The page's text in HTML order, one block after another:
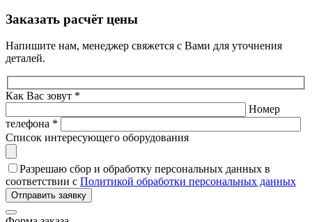
Заказать расчёт цены
Напишите нам, менеджер свяжется с Вами для уточнения
деталей.
Как Вас зовут *
Номер
телефона *
Список интересующего оборудования
Разрешаю сбор и обработку персональных данных в
соответствии с Политикой обработки персональных данных
Отправить заявку